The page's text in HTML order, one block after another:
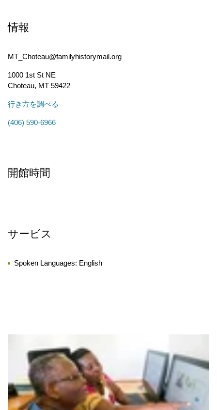
情報
MT_Choteau@familyhistorymail.org
1000 1st St NE
Choteau, MT 59422
行き方を調べる
(406) 590-6966
開館時間
サービス
Spoken Languages: English